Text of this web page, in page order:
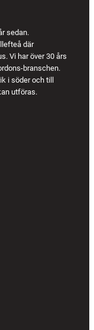
sedan.
där
Vi har över 30 års
branschen.
i söder och till
utföras.